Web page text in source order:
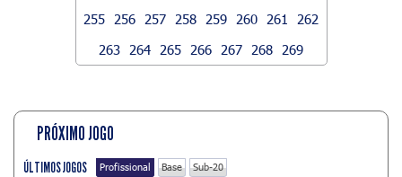
255
256 257 258 259 260 261
262
263
264 265 266 267 268 269
PRÓXIMO JOGO
ÚLTIMOS JOGOS Profissional Base Sub-20